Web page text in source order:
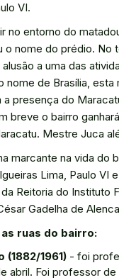
VI.
no entorno do
nome do prédio. No
a uma das
de Brasília,
presença do
breve o bairro
Mestre Juca
marcante na vida do
Lima, Paulo VI
Reitoria do
Gadelha de
ruas do bairro:
(1882/1961) - foi
abril. Foi professor